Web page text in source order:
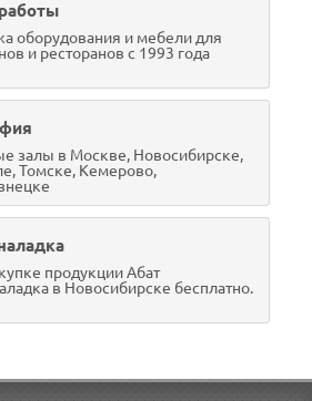
оборудования и мебели для
и ресторанов с 1993 года
залы в Москве, Новосибирске,
Томске, Кемерово,
продукции Абат
в Новосибирске бесплатно.